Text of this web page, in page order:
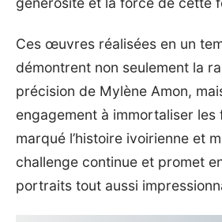
Ces œuvres réalisées en un
démontrent non seulement la
précision de Mylène Amon,
engagement à immortaliser les
marqué l’histoire ivoirienne et
challenge continue et promet
portraits tout aussi